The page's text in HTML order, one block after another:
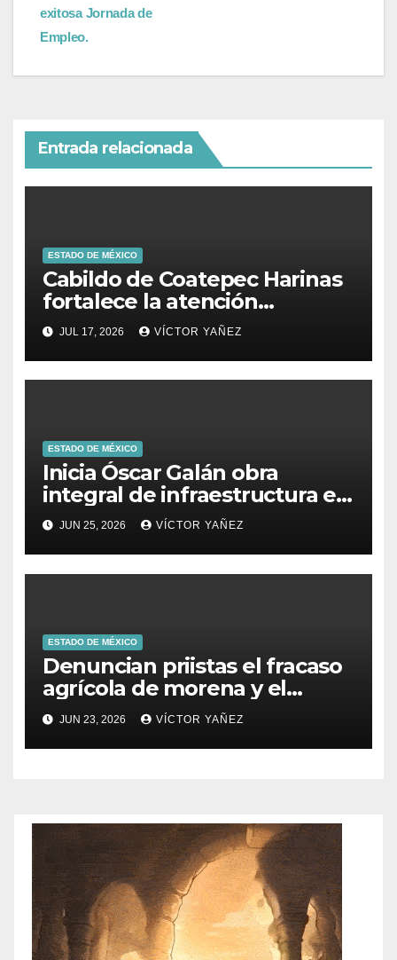
exitosa Jornada de
Empleo.
Entrada relacionada
ESTADO DE MÉXICO
Cabildo de Coatepec Harinas
fortalece la atención
ciudadana y la toma de
decisiones
JUL 17, 2026 VÍCTOR YAÑEZ
ESTADO DE MÉXICO
Inicia Óscar Galán obra
integral de infraestructura en
Prolongación León Guzmán
JUN 25, 2026 VÍCTOR YAÑEZ
ESTADO DE MÉXICO
Denuncian priistas el fracaso
agrícola de morena y el
abandono al campo
mexicano
JUN 23, 2026 VÍCTOR YAÑEZ